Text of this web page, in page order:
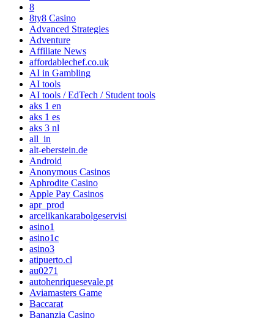
8
8ty8 Casino
Advanced Strategies
Adventure
Affiliate News
affordablechef.co.uk
AI in Gambling
AI tools
AI tools / EdTech / Student tools
aks 1 en
aks 1 es
aks 3 nl
all_in
alt-eberstein.de
Android
Anonymous Casinos
Aphrodite Casino
Apple Pay Casinos
apr_prod
arcelikankarabolgeservisi
asino1
asino1c
asino3
atipuerto.cl
au0271
autohenriquesevale.pt
Aviamasters Game
Baccarat
Bananzia Casino